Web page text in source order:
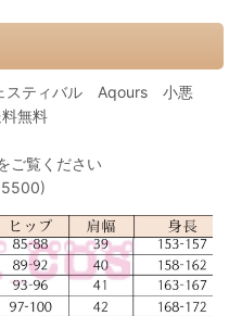
スティバル Aqours 小悪
無料
ご覧ください